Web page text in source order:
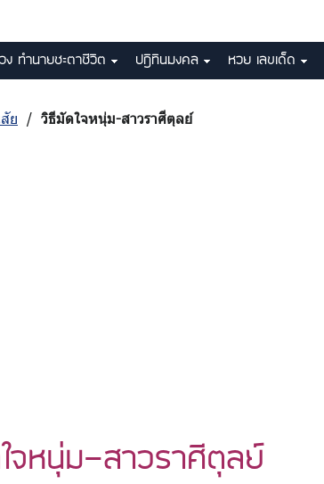
ง ทำนายชะตาชีวิต ปฎิทินมงคล หวย เลขเด็ด
ย / วิธีมัดใจหนุ่ม-สาวราศีตุลย์
จหนุ่ม-สาวราศีตุลย์